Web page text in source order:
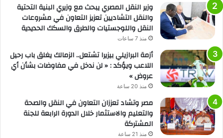
وزير النقل المصري يبحث مع وزيري البنية التحتية
والنقل التشاديين تعزيز التعاون في مشروعات
النقل واللوجستيات والطرق والسكك الحديدية
منذ 7 ساعات
أزمة البرازيلي بيزيرا تشتعل.. الزمالك يغلق باب رحيل
اللاعب ويؤكد : « لن ندخل في مفاوضات بشأن أي
عروض »
منذ 20 ساعة
مصر وتشاد تعززان التعاون في النقل والصحة
والتعليم والاستثمار خلال الدورة الرابعة للجنة
المشتركة
منذ 21 ساعة